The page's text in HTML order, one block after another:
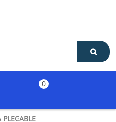
0
PLEGABLE